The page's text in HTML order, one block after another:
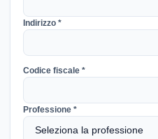
Indirizzo *
Codice fiscale *
Professione *